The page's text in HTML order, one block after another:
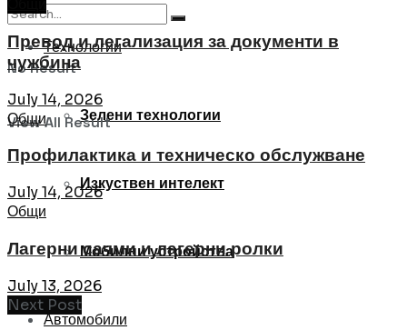
Технологии
Зелени технологии
Изкуствен интелект
Мобилни устройства
Автомобили
No Result
View All Result
Превод и легализация за документи в
чужбина
July 14, 2026
Общи
Профилактика и техническо обслужване
July 14, 2026
Общи
Лагерни сачми и лагерни ролки
July 13, 2026
Next Post